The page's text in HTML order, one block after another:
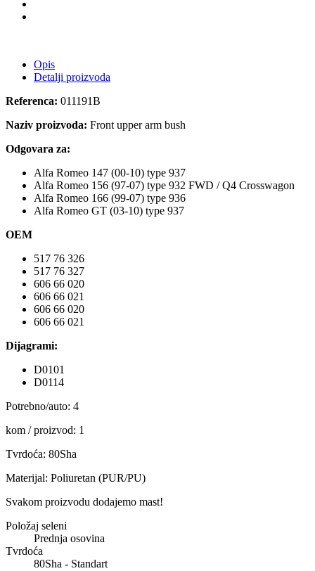
Opis
Detalji proizvoda
Referenca: 011191B
Naziv proizvoda: Front upper arm bush
Odgovara za:
Alfa Romeo 147 (00-10) type 937
Alfa Romeo 156 (97-07) type 932 FWD / Q4 Crosswagon
Alfa Romeo 166 (99-07) type 936
Alfa Romeo GT (03-10) type 937
OEM
517 76 326
517 76 327
606 66 020
606 66 021
606 66 020
606 66 021
Dijagrami:
D0101
D0114
Potrebno/auto: 4
kom / proizvod: 1
Tvrdoća: 80Sha
Materijal: Poliuretan (PUR/PU)
Svakom proizvodu dodajemo mast!
Položaj seleni
Prednja osovina
Tvrdoća
80Sha - Standart